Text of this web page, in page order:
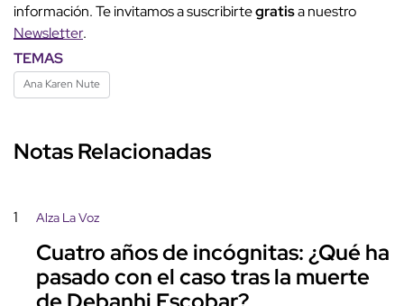
información. Te invitamos a suscribirtegratisa nuestro
Newsletter.
TEMAS
Ana Karen Nute
Notas Relacionadas
1 Alza La Voz
Cuatro años de incógnitas: ¿Qué ha
pasado con el caso tras la muerte